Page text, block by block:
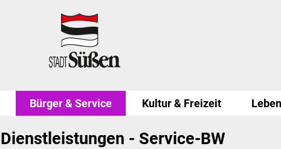
Bürger & Service Kultur & Freizeit
Dienstleistungen - Service-BW